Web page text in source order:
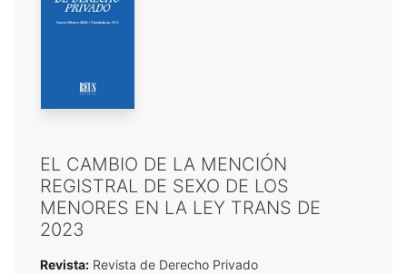
EL CAMBIO DE LA MENCIÓN
REGISTRAL DE SEXO DE LOS
MENORES EN LA LEY TRANS DE
2023
Revista: Revista de Derecho Privado